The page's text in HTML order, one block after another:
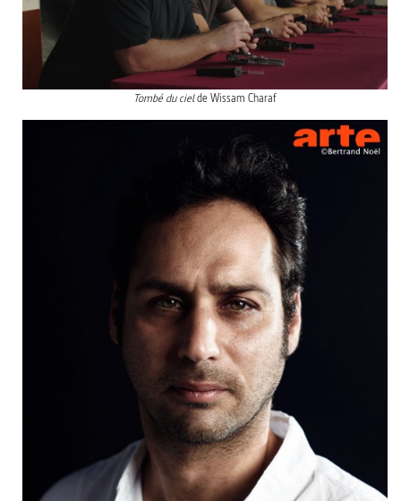
Tombé du cielde Wissam Charaf